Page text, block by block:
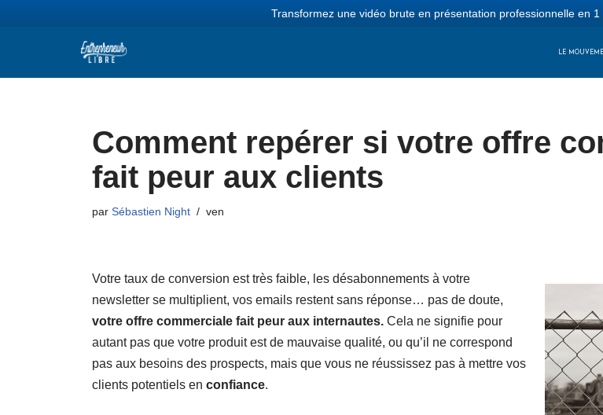
Transformez une vidéo brute en présentation professionnelle en 1
LE
Comment repérer si votre offre
fait peur aux clients
par Sébastien Night ven
Votre taux de conversion est très faible, les désabonnements à votre
newsletter se multiplient, vos emails restent sans réponse… pas de doute,
votre offre commerciale fait peur aux internautes. Cela ne signifie pour
autant pas que votre produit est de mauvaise qualité, ou qu’il ne correspond
pas aux besoins des prospects, mais que vous ne réussissez pas à mettre vos
clients potentiels en confiance.